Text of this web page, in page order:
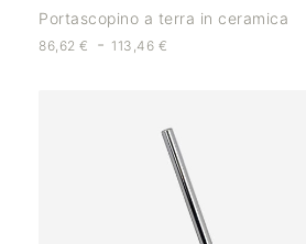
Portascopino a terra in ceramica
86,62 € - 113,46 €